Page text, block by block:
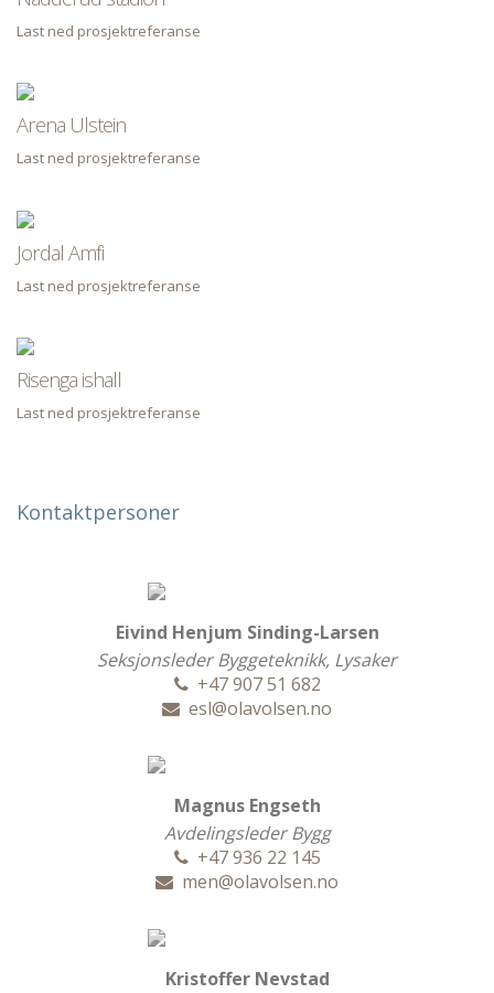
Last ned prosjektreferanse
Arena Ulstein
Last ned prosjektreferanse
Jordal Amfi
Last ned prosjektreferanse
Risenga ishall
Last ned prosjektreferanse
Kontaktpersoner
Eivind Henjum Sinding-Larsen
Seksjonsleder Byggeteknikk, Lysaker
+47 907 51 682
esl@olavolsen.no
Magnus Engseth
Avdelingsleder Bygg
+47 936 22 145
men@olavolsen.no
Kristoffer Nevstad